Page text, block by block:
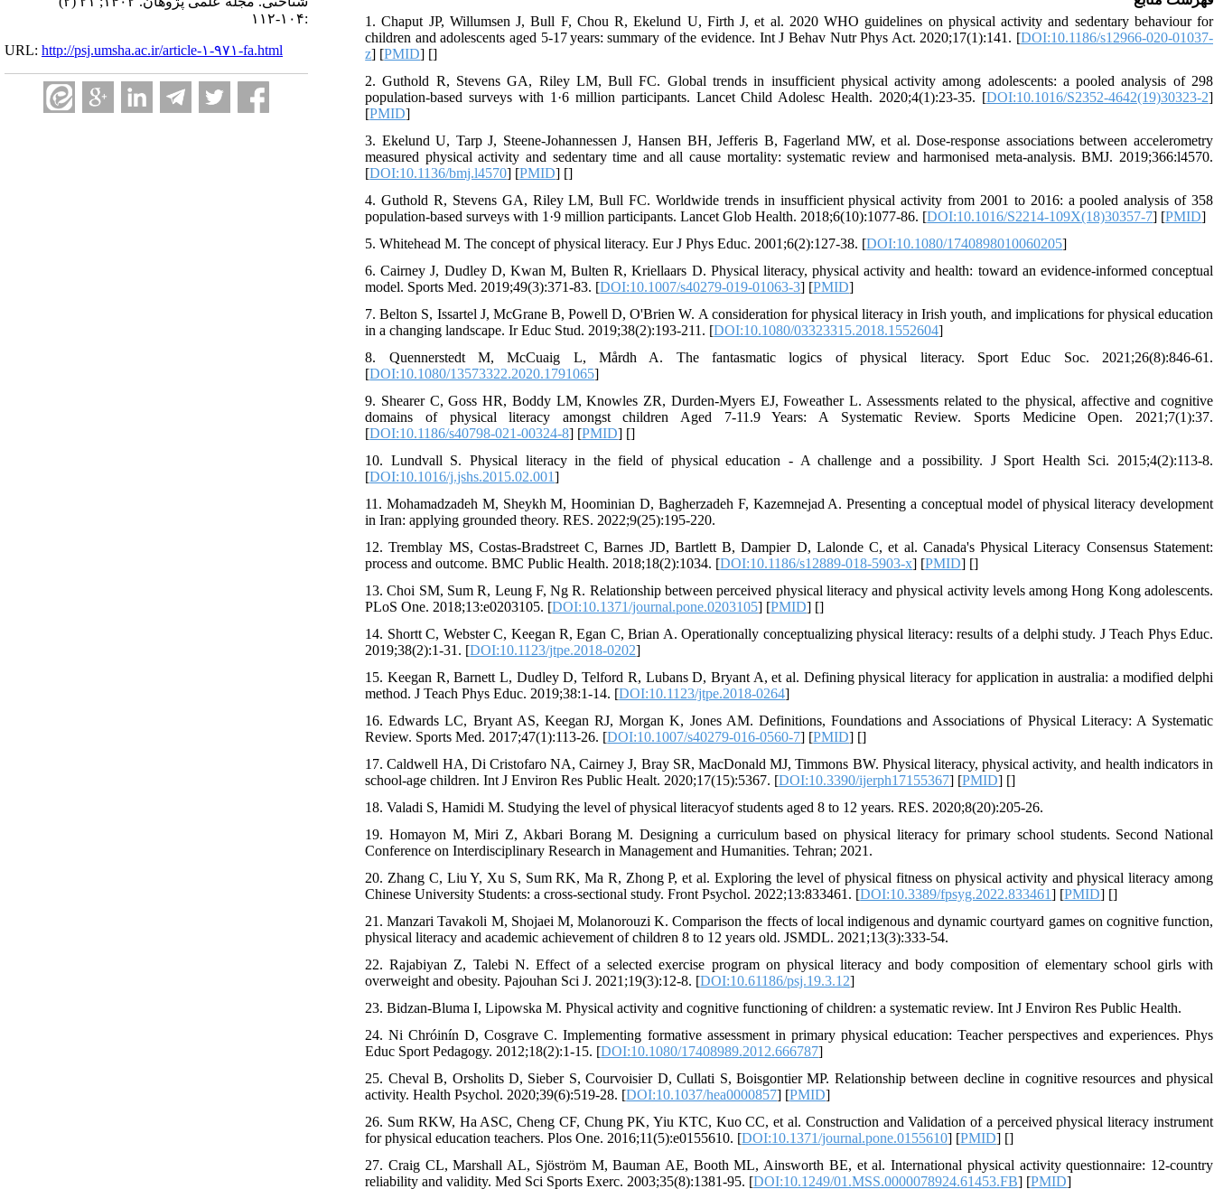
:۱۰۴-۱۱۲
URL: http://psj.umsha.ac.ir/article-۱-۹۷۱-fa.html
1. Chaput JP, Willumsen J, Bull F, Chou R, Ekelund U, Firth J, et al. 2020 WHO guidelines on physical activity and sedentary behaviour for
children and adolescents aged 5-17 years: summary of the evidence. Int J Behav Nutr Phys Act. 2020;17(1):141. [DOI:10.1186/s12966-020-01037-
z] [PMID] []
2. Guthold R, Stevens GA, Riley LM, Bull FC. Global trends in insufficient physical activity among adolescents: a pooled analysis of 298
population-based surveys with 1·6 million participants. Lancet Child Adolesc Health. 2020;4(1):23-35. [DOI:10.1016/S2352-4642(19)30323-2]
[PMID]
3. Ekelund U, Tarp J, Steene-Johannessen J, Hansen BH, Jefferis B, Fagerland MW, et al. Dose-response associations between accelerometry
measured physical activity and sedentary time and all cause mortality: systematic review and harmonised meta-analysis. BMJ. 2019;366:l4570.
[DOI:10.1136/bmj.l4570] [PMID] []
4. Guthold R, Stevens GA, Riley LM, Bull FC. Worldwide trends in insufficient physical activity from 2001 to 2016: a pooled analysis of 358
population-based surveys with 1·9 million participants. Lancet Glob Health. 2018;6(10):1077-86. [DOI:10.1016/S2214-109X(18)30357-7] [PMID]
5. Whitehead M. The concept of physical literacy. Eur J Phys Educ. 2001;6(2):127-38. [DOI:10.1080/1740898010060205]
6. Cairney J, Dudley D, Kwan M, Bulten R, Kriellaars D. Physical literacy, physical activity and health: toward an evidence-informed conceptual
model. Sports Med. 2019;49(3):371-83. [DOI:10.1007/s40279-019-01063-3] [PMID]
7. Belton S, Issartel J, McGrane B, Powell D, O'Brien W. A consideration for physical literacy in Irish youth, and implications for physical education
in a changing landscape. Ir Educ Stud. 2019;38(2):193-211. [DOI:10.1080/03323315.2018.1552604]
8. Quennerstedt M, McCuaig L, Mårdh A. The fantasmatic logics of physical literacy. Sport Educ Soc. 2021;26(8):846-61.
[DOI:10.1080/13573322.2020.1791065]
9. Shearer C, Goss HR, Boddy LM, Knowles ZR, Durden-Myers EJ, Foweather L. Assessments related to the physical, affective and cognitive
domains of physical literacy amongst children Aged 7-11.9 Years: A Systematic Review. Sports Medicine Open. 2021;7(1):37.
[DOI:10.1186/s40798-021-00324-8] [PMID] []
10. Lundvall S. Physical literacy in the field of physical education - A challenge and a possibility. J Sport Health Sci. 2015;4(2):113-8.
[DOI:10.1016/j.jshs.2015.02.001]
11. Mohamadzadeh M, Sheykh M, Hoominian D, Bagherzadeh F, Kazemnejad A. Presenting a conceptual model of physical literacy development
in Iran: applying grounded theory. RES. 2022;9(25):195-220.
12. Tremblay MS, Costas-Bradstreet C, Barnes JD, Bartlett B, Dampier D, Lalonde C, et al. Canada's Physical Literacy Consensus Statement:
process and outcome. BMC Public Health. 2018;18(2):1034. [DOI:10.1186/s12889-018-5903-x] [PMID] []
13. Choi SM, Sum R, Leung F, Ng R. Relationship between perceived physical literacy and physical activity levels among Hong Kong adolescents.
PLoS One. 2018;13:e0203105. [DOI:10.1371/journal.pone.0203105] [PMID] []
14. Shortt C, Webster C, Keegan R, Egan C, Brian A. Operationally conceptualizing physical literacy: results of a delphi study. J Teach Phys Educ.
2019;38(2):1-31. [DOI:10.1123/jtpe.2018-0202]
15. Keegan R, Barnett L, Dudley D, Telford R, Lubans D, Bryant A, et al. Defining physical literacy for application in australia: a modified delphi
method. J Teach Phys Educ. 2019;38:1-14. [DOI:10.1123/jtpe.2018-0264]
16. Edwards LC, Bryant AS, Keegan RJ, Morgan K, Jones AM. Definitions, Foundations and Associations of Physical Literacy: A Systematic
Review. Sports Med. 2017;47(1):113-26. [DOI:10.1007/s40279-016-0560-7] [PMID] []
17. Caldwell HA, Di Cristofaro NA, Cairney J, Bray SR, MacDonald MJ, Timmons BW. Physical literacy, physical activity, and health indicators in
school-age children. Int J Environ Res Public Healt. 2020;17(15):5367. [DOI:10.3390/ijerph17155367] [PMID] []
18. Valadi S, Hamidi M. Studying the level of physical literacyof students aged 8 to 12 years. RES. 2020;8(20):205-26.
19. Homayon M, Miri Z, Akbari Borang M. Designing a curriculum based on physical literacy for primary school students. Second National
Conference on Interdisciplinary Research in Management and Humanities. Tehran; 2021.
20. Zhang C, Liu Y, Xu S, Sum RK, Ma R, Zhong P, et al. Exploring the level of physical fitness on physical activity and physical literacy among
Chinese University Students: a cross-sectional study. Front Psychol. 2022;13:833461. [DOI:10.3389/fpsyg.2022.833461] [PMID] []
21. Manzari Tavakoli M, Shojaei M, Molanorouzi K. Comparison the ffects of local indigenous and dynamic courtyard games on cognitive function,
physical literacy and academic achievement of children 8 to 12 years old. JSMDL. 2021;13(3):333-54.
22. Rajabiyan Z, Talebi N. Effect of a selected exercise program on physical literacy and body composition of elementary school girls with
overweight and obesity. Pajouhan Sci J. 2021;19(3):12-8. [DOI:10.61186/psj.19.3.12]
23. Bidzan-Bluma I, Lipowska M. Physical activity and cognitive functioning of children: a systematic review. Int J Environ Res Public Health.
24. Ni Chróinín D, Cosgrave C. Implementing formative assessment in primary physical education: Teacher perspectives and experiences. Phys
Educ Sport Pedagogy. 2012;18(2):1-15. [DOI:10.1080/17408989.2012.666787]
25. Cheval B, Orsholits D, Sieber S, Courvoisier D, Cullati S, Boisgontier MP. Relationship between decline in cognitive resources and physical
activity. Health Psychol. 2020;39(6):519-28. [DOI:10.1037/hea0000857] [PMID]
26. Sum RKW, Ha ASC, Cheng CF, Chung PK, Yiu KTC, Kuo CC, et al. Construction and Validation of a perceived physical literacy instrument
for physical education teachers. Plos One. 2016;11(5):e0155610. [DOI:10.1371/journal.pone.0155610] [PMID] []
27. Craig CL, Marshall AL, Sjöström M, Bauman AE, Booth ML, Ainsworth BE, et al. International physical activity questionnaire: 12-country
reliability and validity. Med Sci Sports Exerc. 2003;35(8):1381-95. [DOI:10.1249/01.MSS.0000078924.61453.FB] [PMID]